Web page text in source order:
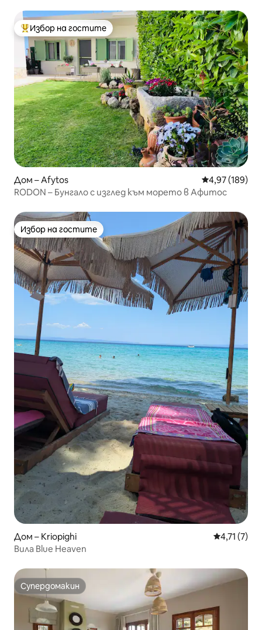
Най-популярен избор на гостите
Избор на гостите
Дом – Afytos Средна
4,97 (189)
RODON – Бунгало с изглед към морето в Афитос
Избор на гостите
Избор на гостите
Дом – Kriopighi Средна
4,71 (7)
Вила Blue Heaven
Супердомакин
Супердомакин